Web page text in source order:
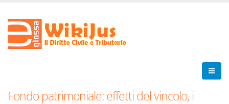
Fondo patrimoniale: effetti del vincolo, i